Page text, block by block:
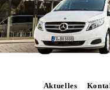
Aktuelles